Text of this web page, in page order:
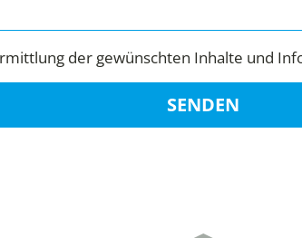
der gewünschten Inhalte und
SENDEN